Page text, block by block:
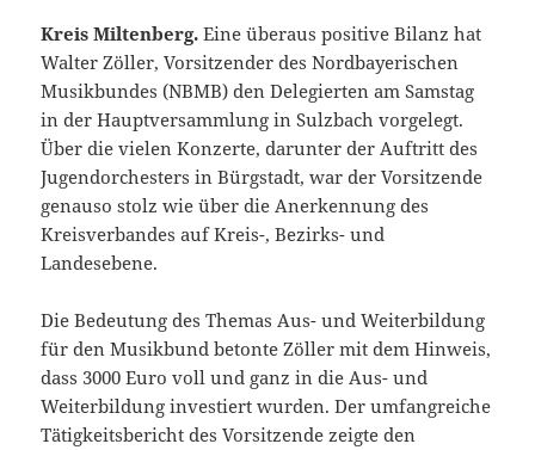
Kreis Miltenberg. Eine überaus positive Bilanz hat
Walter Zöller, Vorsitzender des Nordbayerischen
Musikbundes (NBMB) den Delegierten am Samstag
in der Hauptversammlung in Sulzbach vorgelegt.
Über die vielen Konzerte, darunter der Auftritt des
Jugendorchesters in Bürgstadt, war der Vorsitzende
genauso stolz wie über die Anerkennung des
Kreisverbandes auf Kreis-, Bezirks- und
Landesebene.
Die Bedeutung des Themas Aus- und Weiterbildung
für den Musikbund betonte Zöller mit dem Hinweis,
dass 3000 Euro voll und ganz in die Aus- und
Weiterbildung investiert wurden. Der umfangreiche
Tätigkeitsbericht des Vorsitzende zeigte den